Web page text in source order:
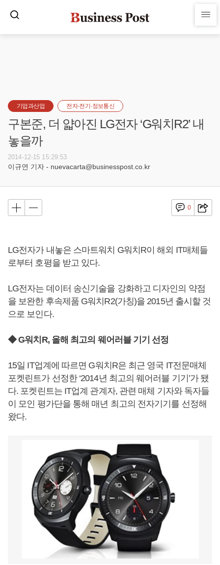
기업과산업 전자·전기·정보통신
구본준, 더 얇아진 LG전자 ‘G워치R2’ 내
놓을까
2014-12-15 15:29:53
이규연 기자 - nuevacarta@businesspost.co.kr
0
LG전자가 내놓은 스마트워치 G워치R이 해외 IT매체들
로부터 호평을 받고 있다.
LG전자는 데이터 송신기술을 강화하고 디자인의 약점
을 보완한 후속제품 G워치R2(가칭)을 2015년 출시할 것
으로 보인다.
◆ G워치R, 올해 최고의 웨어러블 기기 선정
15일 IT업계에 따르면 G워치R은 최근 영국 IT전문매체
포켓린트가 선정한 ‘2014년 최고의 웨어러블 기기’가 됐
다. 포켓린트는 IT업계 관계자, 관련 매체 기자와 독자들
이 모인 평가단을 통해 매년 최고의 전자기기를 선정해
왔다.